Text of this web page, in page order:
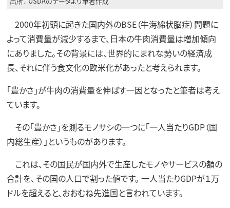
2000年初頭に起きた国内外のBSE（牛海綿状脳症）問題に
よって消費量が減少するまで、日本の牛肉消費量は増加傾向
にありました。その背景には、世界的にまれな勢いの経済成
長、それに伴う食文化の欧米化があったと考えられます。
「豊かさ」が牛肉の消費量を伸ばす一因となったと筆者は考え
ています。
その「豊かさ」を測るモノサシの一つに「一人当たりGDP（国
内総生産）」というものがあります。
これは、その国民が国内外で生産したモノやサービスの額の
合計を、その国の人口で割った値です。 一人当たりGDPが１万
ドルを超えると、おおむね先進国と言われています。